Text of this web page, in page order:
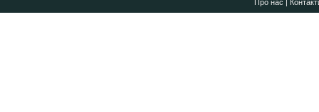
Про нас |